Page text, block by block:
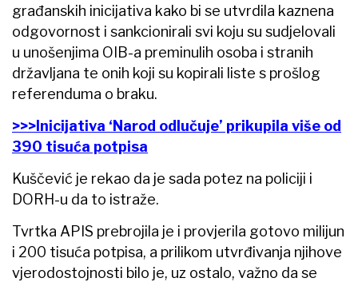
građanskih inicijativa kako bi se utvrdila kaznena
odgovornost i sankcionirali svi koju su sudjelovali
u unošenjima OIB-a preminulih osoba i stranih
državljana te onih koji su kopirali liste s prošlog
referenduma o braku.
>>>Inicijativa ‘Narod odlučuje’ prikupila više od
390 tisuća potpisa
Kuščević je rekao da je sada potez na policiji i
DORH-u da to istraže.
Tvrtka APIS prebrojila je i provjerila gotovo milijun
i 200 tisuća potpisa, a prilikom utvrđivanja njihove
vjerodostojnosti bilo je, uz ostalo, važno da se